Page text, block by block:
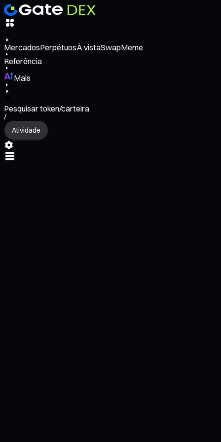
MercadosPerpétuosÀ vistaSwapMeme
Referência
Mais
Pesquisar token/carteira
/
Atividade